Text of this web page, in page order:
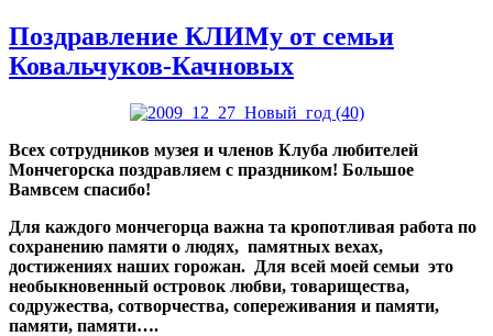
Поздравление КЛИМу от семьи
Ковальчуков-Качновых
Всех сотрудников музея и членов Клуба любителей
Мончегорска поздравляем с праздником! Большое
Вамвсем спасибо!
Для каждого мончегорца важна та кропотливая работа по
сохранению памяти о людях, памятных вехах,
достижениях наших горожан. Для всей моей семьи это
необыкновенный островок любви, товарищества,
содружества, сотворчества, сопереживания и памяти,
памяти, памяти….